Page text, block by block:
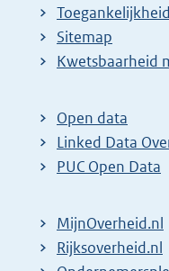
Toegankelijkheid
Sitemap
E
t
e
r
l
i
Kwetsbaarheid
Open data
Linked Data
PUC Open Data
MijnOverheid.nl
E
Rijksoverheid.nl